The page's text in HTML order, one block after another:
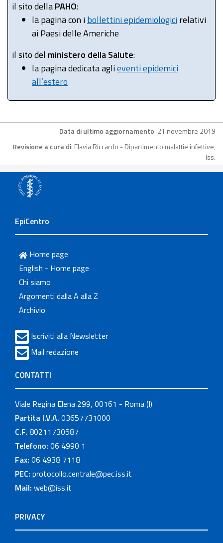
il sito dellaPAHO:
la pagina con ibollettini epidemiologicirelativi
ai Paesi delle Americhe
il sito del ministero della Salute:
la pagina dedicata aglieventi epidemici
all’estero
Data di ultimo aggiornamento: 21 novembre 2019
Revisione a cura di: Flavia Riccardo - Dipartimento malattie infettive,
Iss.
EpiCentro
Home page
English - Home page
Chi siamo
Argomenti dalla A alla Z
Archivio
Iscriviti alla Newsletter
Mail redazione
CONTATTI
Viale Regina Elena 299, 00161 - Roma (I)
Partita I.V.A. 03657731000
C.F. 80211730587
Telefono: 06 4990 1
Fax: 06 4938 7118
PEC: protocollo.centrale@pec.iss.it
Mail: web@iss.it
PRIVACY